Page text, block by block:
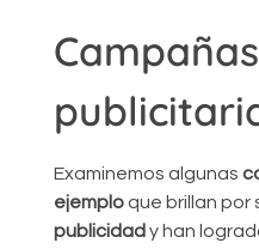
Campañas
Examinemos algunas
ejemploque brillan por
publicidad y han